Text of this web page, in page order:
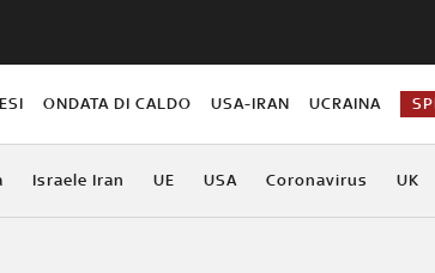
ONDATA DI CALDO USA-IRAN UCRAINA
Israele Iran UE USA Coronavirus UK